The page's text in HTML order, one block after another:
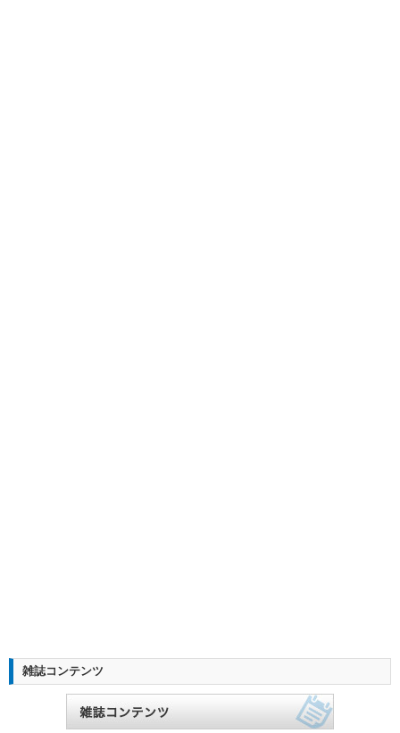
雑誌コンテンツ